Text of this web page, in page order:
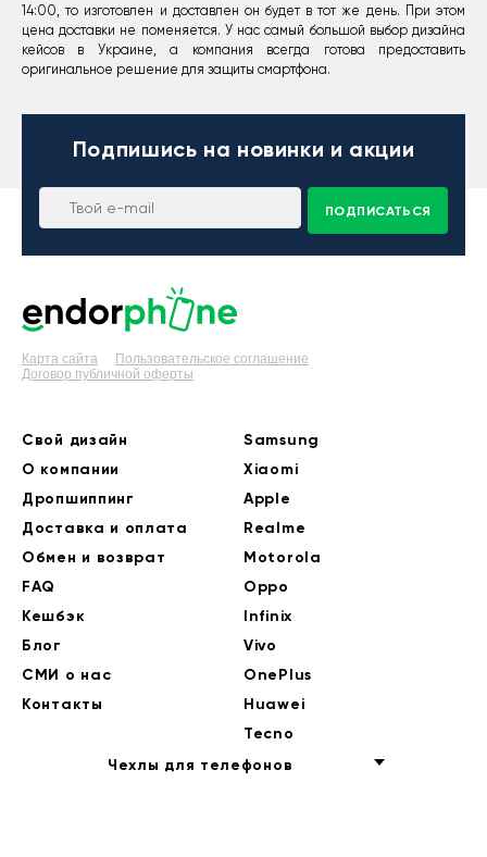
14:00, то изготовлен и доставлен он будет в тот же день. При этом
цена доставки не поменяется. У нас самый большой выбор дизайна
кейсов в Украине, а компания всегда готова предоставить
оригинальное решение для защиты смартфона.
Подпишись на новинки и акции
ПОДПИСАТЬСЯ
Карта сайта
Пользовательское соглашение
Договор публичной оферты
Свой дизайн
О компании
Дропшиппинг
Доставка и оплата
Обмен и возврат
FAQ
Кешбэк
Блог
СМИ о нас
Контакты
Samsung
Xiaomi
Apple
Realme
Motorola
Oppo
Infinix
Vivo
OnePlus
Huawei
Tecno
Чехлы для телефонов